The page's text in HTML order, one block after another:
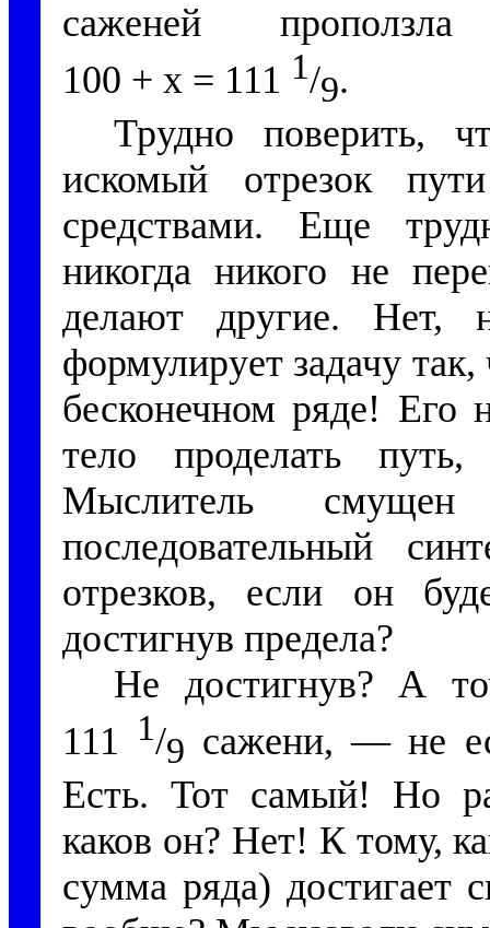
саженей
100 + x = 111 1/9.
Трудно поверить,
искомый отрезок
средствами. Еще
никогда никого не
делают другие. Нет,
формулирует задачу
бесконечном ряде! Его
тело проделать путь,
Мыслитель
последовательный
отрезков, если он
достигнув предела?
Не достигнув? А
111 1/9 сажени, — не
Есть. Тот самый! Но
каков он? Нет! К тому,
сумма ряда) достигает